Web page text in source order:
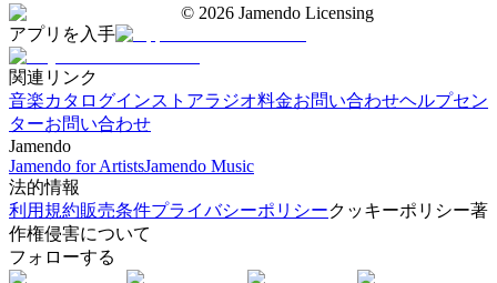
© 2026 Jamendo Licensing
アプリを入手
関連リンク
音楽カタログインストアラジオ料金お問い合わせヘルプセン
ターお問い合わせ
Jamendo
Jamendo for ArtistsJamendo Music
法的情報
利用規約販売条件プライバシーポリシークッキーポリシー著
作権侵害について
フォローする